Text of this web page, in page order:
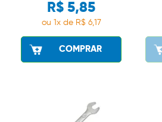
R$ 5,85
ou 1x de R$ 6,17
COMPRAR